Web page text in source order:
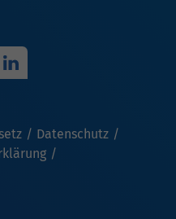
Datenschutz